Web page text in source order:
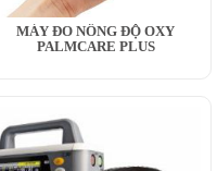
MÁY ĐO NỒNG ĐỘ OXY
PALMCARE PLUS